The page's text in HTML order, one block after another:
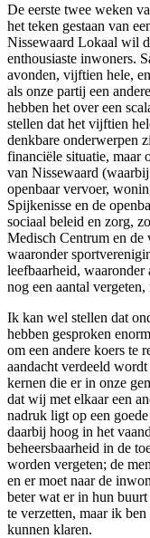
De eerste twee weken
het teken gestaan van
Nissewaard Lokaal wil
enthousiaste inwoners.
avonden, vijftien hele,
als onze partij een
hebben het over een
stellen dat het vijftien
denkbare onderwerpen
financiële situatie, maar
van Nissewaard
openbaar vervoer,
Spijkenisse en de
sociaal beleid en zorg,
Medisch Centrum en
waaronder
leefbaarheid,
nog een aantal
Ik kan wel stellen dat
hebben gesproken
om een andere koers te
aandacht verdeeld
kernen die er in onze
dat wij met elkaar een
nadruk ligt op een
daarbij hoog in het
beheersbaarheid in de
worden vergeten; de
en er moet naar de
beter wat er in hun
te verzetten, maar ik
kunnen klaren.